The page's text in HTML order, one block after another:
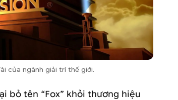
của ngành giải trí thế giới.
bỏ tên “Fox” khỏi thương hiệu